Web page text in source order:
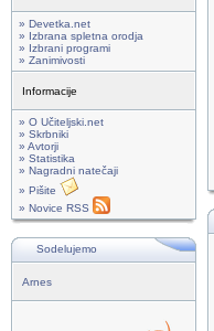
» Devetka.net
» Izbrana spletna orodja
» Izbrani programi
» Zanimivosti
Informacije
» O Učiteljski.net
» Skrbniki
» Avtorji
» Statistika
» Nagradni natečaji
» Pišite
» Novice RSS
Sodelujemo
Arnes